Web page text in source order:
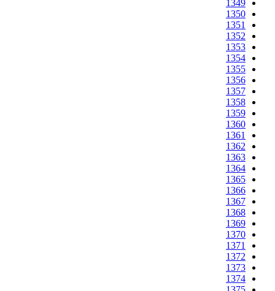
1349
1350
1351
1352
1353
1354
1355
1356
1357
1358
1359
1360
1361
1362
1363
1364
1365
1366
1367
1368
1369
1370
1371
1372
1373
1374